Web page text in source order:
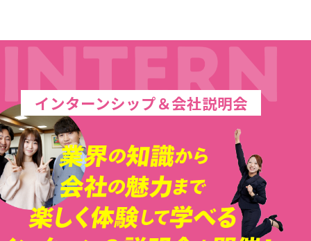
インターンシップ＆会社説明会